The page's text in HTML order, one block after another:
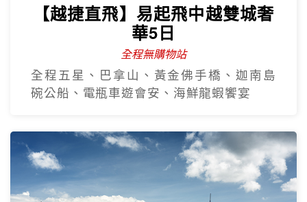
【越捷直飛】易起飛中越雙城奢
華5日
全程無購物站
全程五星、巴拿山、黃金佛手橋、迦南島
碗公船、電瓶車遊會安、海鮮龍蝦饗宴